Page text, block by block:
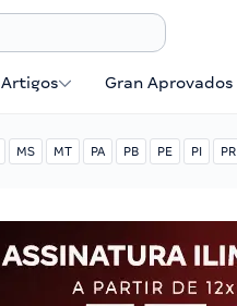
Artigos Gran Aprovados
MS MT PA PB PE PI PR